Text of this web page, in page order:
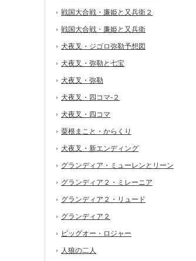
戦国大合戦・廉姫と又兵衛２
戦国大合戦・廉姫と又兵衛
犬夜叉・ジゴロ弥勒予想図
犬夜叉・弥勒と七宝
犬夜叉・弥勒
犬夜叉・四コマ-２
犬夜叉・四コマ
粟根まこと・からくり
犬夜叉・新エンディング
グランディア・ミューレンとリーン
グランディア２・ミレーニア
グランディア２・リュード
グランディア２
ビッグオー・ロジャー
人狼の二人